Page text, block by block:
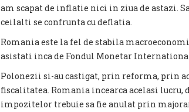
am scapat de inflatie nici in ziua de astazi.
ceilalti se confrunta cu deflatia.
Romania este la fel de stabila
asistati inca de Fondul Monetar
Polonezii si-au castigat, prin reforma, prin
fiscalitatea. Romania incearca acelasi
impozitelor trebuie sa fie anulat prin